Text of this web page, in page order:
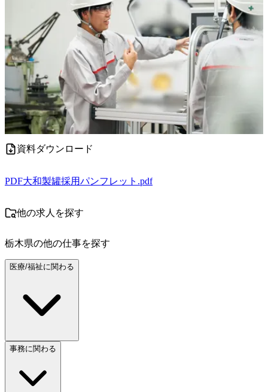
資料ダウンロード
PDF大和製罐採用パンフレット.pdf
他の求人を探す
栃木県の他の仕事を探す
医療/福祉に関わる
事務に関わる